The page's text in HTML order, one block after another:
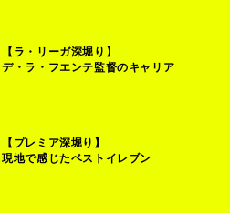
【ラ・リーガ深堀り】
デ・ラ・フエンテ監督のキャリア
【プレミア深堀り】
現地で感じたベストイレブン